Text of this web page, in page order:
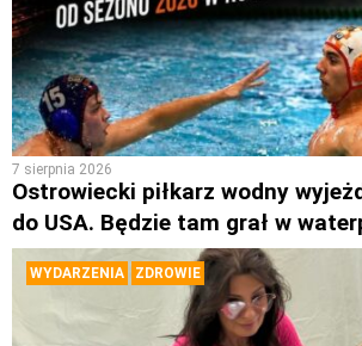
7 sierpnia 2026
Ostrowiecki piłkarz wodny
do USA. Będzie tam grał w
WYDARZENIA ZDROWIE